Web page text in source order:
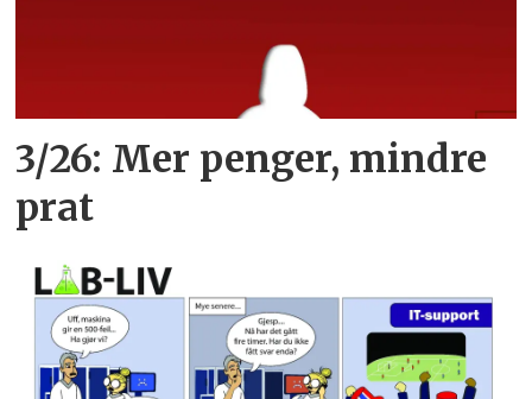
3/26: Mer penger, mindre
prat